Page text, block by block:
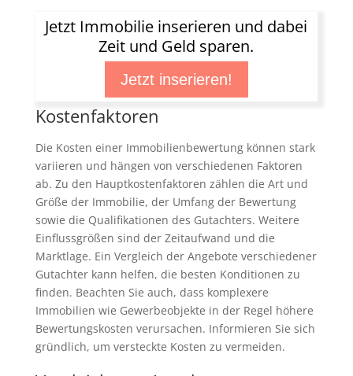
Jetzt Immobilie inserieren und dabei
Zeit und Geld sparen.
Jetzt inserieren!
Kostenfaktoren
Die Kosten einer Immobilienbewertung können stark
variieren und hängen von verschiedenen Faktoren
ab. Zu den Hauptkostenfaktoren zählen die Art und
Größe der Immobilie, der Umfang der Bewertung
sowie die Qualifikationen des Gutachters. Weitere
Einflussgrößen sind der Zeitaufwand und die
Marktlage. Ein Vergleich der Angebote verschiedener
Gutachter kann helfen, die besten Konditionen zu
finden. Beachten Sie auch, dass komplexere
Immobilien wie Gewerbeobjekte in der Regel höhere
Bewertungskosten verursachen. Informieren Sie sich
gründlich, um versteckte Kosten zu vermeiden.